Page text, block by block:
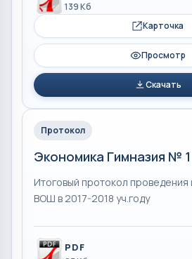
139 Кб
Карточка
Просмотр
Скачать
Протокол
Экономика Гимназия № 1
Итоговый протокол проведения
ВОШ в 2017-2018 уч.году
PDF